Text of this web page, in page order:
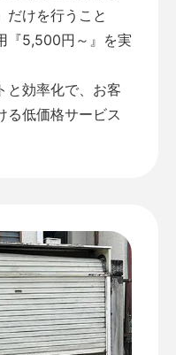
だけを行うこと
『5,500円～』を実
と効率化で、お客
る低価格サービス